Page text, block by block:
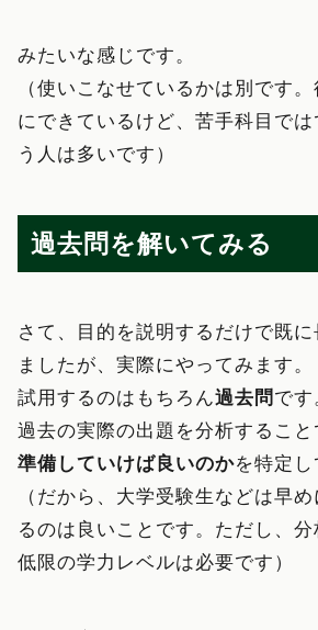
みたいな感じです。
（使いこなせているかは別です
にできているけど、苦手科目で
う人は多いです）
過去問を解いてみる
さて、目的を説明するだけで既
ましたが、実際にやってみます。
試用するのはもちろん過去問 です
過去の実際の出題を分析すること
準備していけば良いのかを特定し
（だから、大学受験生などは早
るのは良いことです。ただし、
低限の学力レベルは必要です）